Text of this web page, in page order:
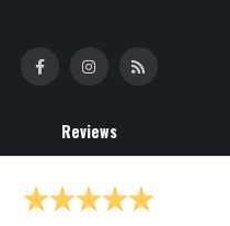
Reviews